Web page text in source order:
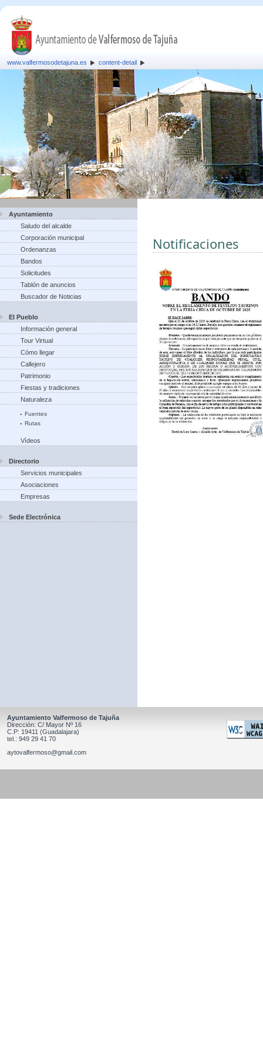
www.valfermosodetajuna.es content-detail
Ayuntamiento
Saludo del alcalde
Corporación municipal
Ordenanzas
Bandos
Solicitudes
Tablón de anuncios
Buscador de Noticias
El Pueblo
Información general
Tour Virtual
Cómo llegar
Callejero
Patrimonio
Fiestas y tradiciones
Naturaleza
Fuentes
Rutas
Vídeos
Directorio
Servicios municipales
Asociaciones
Empresas
Sede Electrónica
Notificaciones
Ayuntamiento Valfermoso de Tajuña
Dirección: C/ Mayor Nº 16
C.P: 19411 (Guadalajara)
tel.: 949 29 41 70
aytovalfermoso@gmail.com